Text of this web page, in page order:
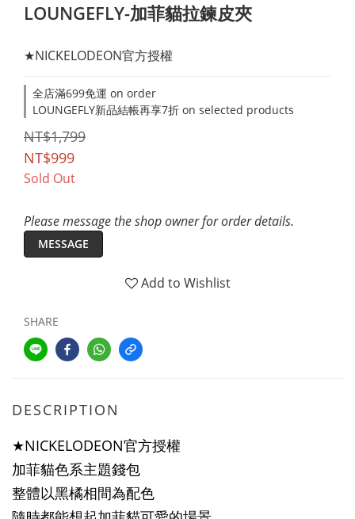
LOUNGEFLY-加菲貓拉鍊皮夾
★NICKELODEON官方授權
全店滿699免運 on order
LOUNGEFLY新品結帳再享7折 on selected products
NT$1,799
NT$999
Sold Out
Please message the shop owner for order details.
MESSAGE
Add to Wishlist
SHARE
DESCRIPTION
★NICKELODEON官方授權
加菲貓色系主題錢包
整體以黑橘相間為配色